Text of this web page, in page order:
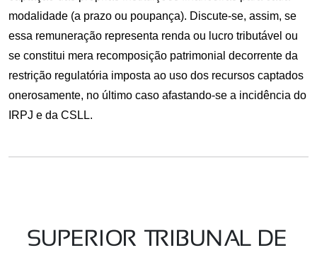
modalidade (a prazo ou poupança). Discute-se, assim, se
essa remuneração representa renda ou lucro tributável ou
se constitui mera recomposição patrimonial decorrente da
restrição regulatória imposta ao uso dos recursos captados
onerosamente, no último caso afastando-se a incidência do
IRPJ e da CSLL.
SUPERIOR TRIBUNAL DE